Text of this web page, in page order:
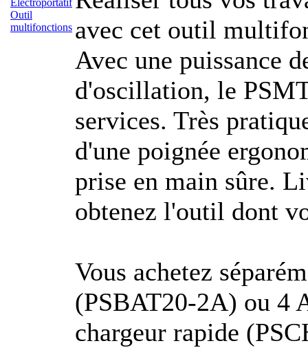
Electroportatif
Outil
multifonctions avec cet outil
Avec une puissance
d'oscillation, le
services. Très
d'une poignée
prise en main sûre.
obtenez l'outil dont
Vous achetez
(PSBAT20-2A) ou 4
chargeur rapide